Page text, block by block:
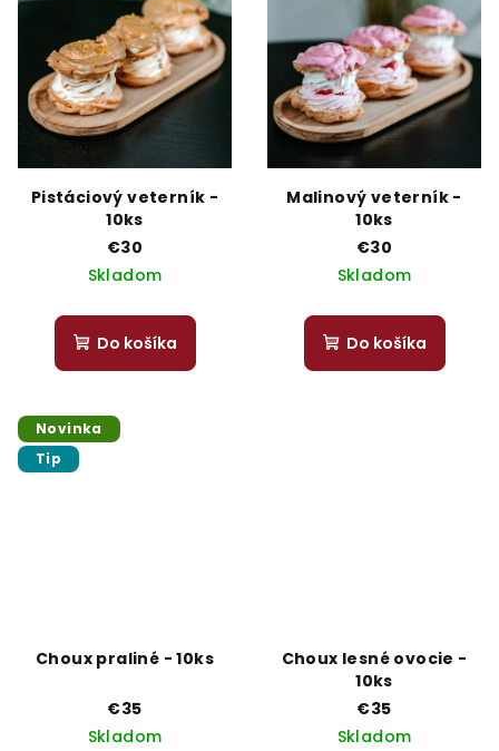
Pistáciový veterník -
10ks
€30
Skladom
Do košíka
Malinový veterník -
10ks
€30
Skladom
Do košíka
Novinka
Tip
Choux praliné - 10ks
€35
Skladom
Choux lesné ovocie -
10ks
€35
Skladom